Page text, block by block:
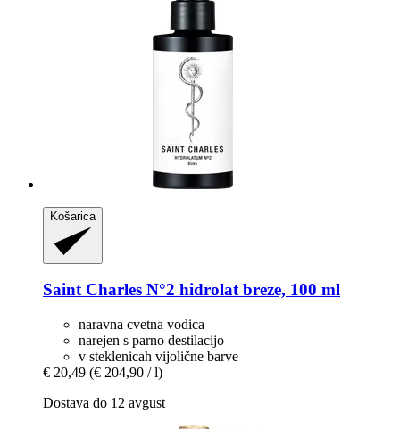
Košarica
Saint Charles N°2 hidrolat breze, 100 ml
naravna cvetna vodica
narejen s parno destilacijo
v steklenicah vijolične barve
€ 20,49 (€ 204,90 / l)
Dostava do 12 avgust